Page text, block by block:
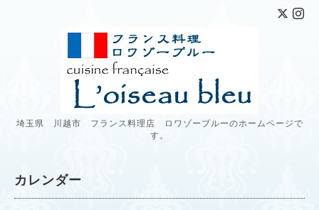
埼玉県 川越市 フランス料理店 ロワゾーブルーのホームページで
す。
カレンダー